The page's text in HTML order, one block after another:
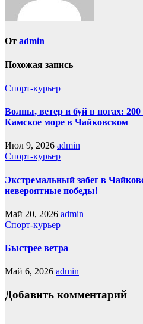
От admin
Похожая запись
Спорт-курьер
Волны, ветер и буй в ногах:
Камское море в Чайковском
Июл 9, 2026 admin
Спорт-курьер
Экстремальный забег в
невероятные победы!
Май 20, 2026 admin
Спорт-курьер
Быстрее ветра
Май 6, 2026 admin
Добавить комментарий